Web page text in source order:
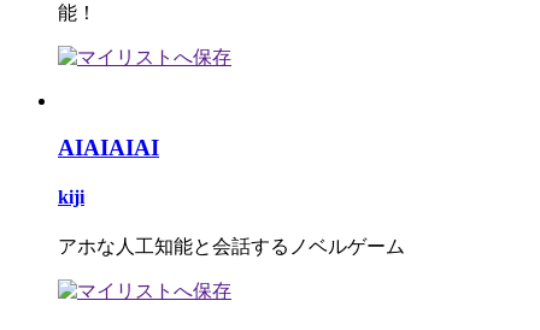
能！
AIAIAIAI
kiji
アホな人工知能と会話するノベルゲーム